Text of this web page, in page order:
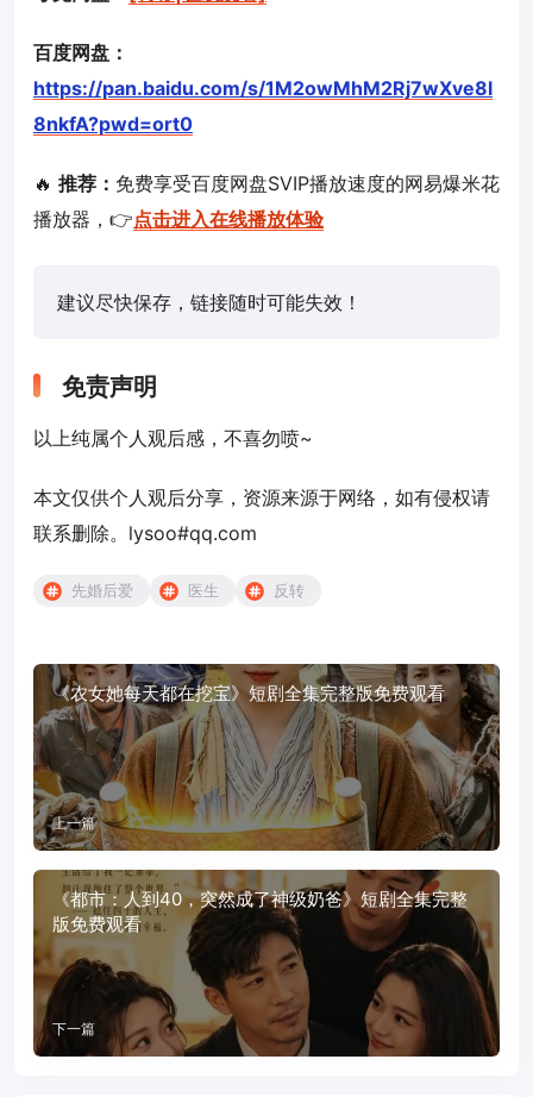
百度网盘：
https://pan.baidu.com/s/1M2owMhM2Rj7wXve8l
8nkfA?pwd=ort0
🔥 推荐： 免费享受百度网盘SVIP播放速度的网易爆米花
播放器，👉点击进入在线播放体验
建议尽快保存，链接随时可能失效！
免责声明
以上纯属个人观后感，不喜勿喷~
本文仅供个人观后分享，资源来源于网络，如有侵权请
联系删除。lysoo#qq.com
先婚后爱 医生 反转
《农女她每天都在挖宝》短剧全集完整版免费观看
上一篇
《都市：人到40，突然成了神级奶爸》短剧全集完整
版免费观看
下一篇